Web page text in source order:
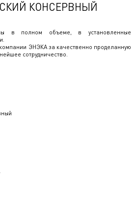
КОНСЕРВНЫЙ
в полном объеме, в установленные
ЭНЭКА за качественно проделанную
сотрудничество.